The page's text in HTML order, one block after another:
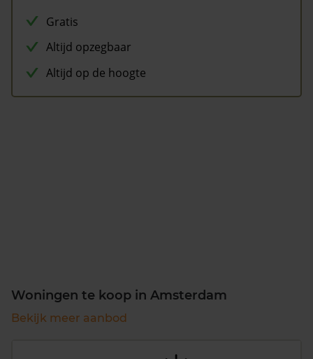
Gratis
Altijd opzegbaar
Altijd op de hoogte
Woningen te koop in Amsterdam
Bekijk meer aanbod